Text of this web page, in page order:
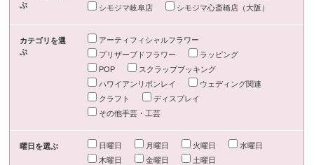
ぶ
シモジマ岐阜店
シモジマ心斎橋店（大阪）
カテゴリを選
ぶ
アーティフィシャルフラワー
プリザーブドフラワー
ラッピング
POP
スクラップブッキング
ハワイアンリボンレイ
ウェディング関連
クラフト
ディスプレイ
その他手芸・工芸
曜日を選ぶ 日曜日 月曜日 火曜日
水曜日
木曜日
金曜日 土曜日